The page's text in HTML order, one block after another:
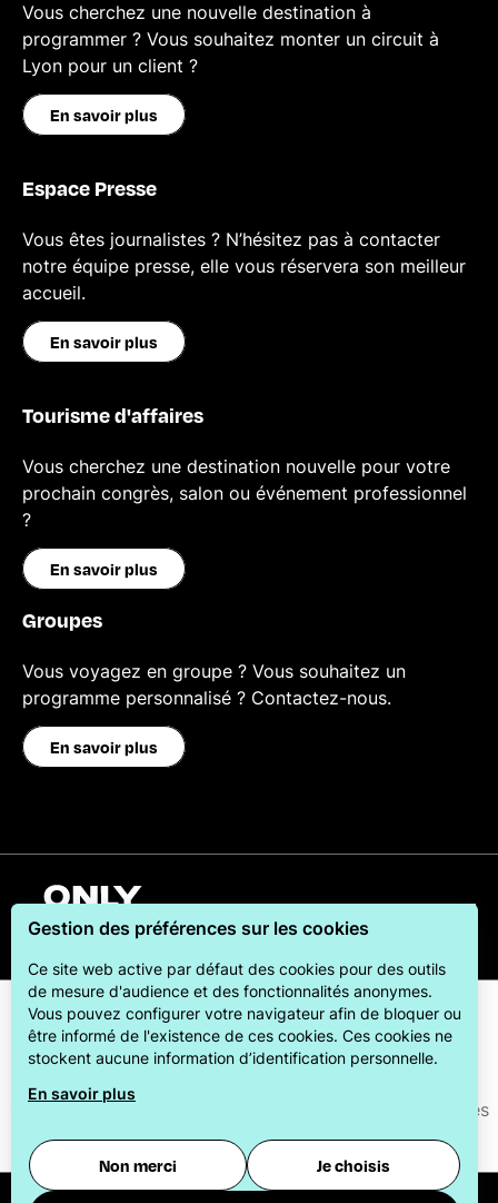
Vous cherchez une nouvelle destination à
programmer ? Vous souhaitez monter un circuit à
Lyon pour un client ?
En savoir plus
Espace Presse
Vous êtes journalistes ? N’hésitez pas à contacter
notre équipe presse, elle vous réservera son meilleur
accueil.
En savoir plus
Tourisme d'affaires
Vous cherchez une destination nouvelle pour votre
prochain congrès, salon ou événement professionnel
?
En savoir plus
Groupes
Vous voyagez en groupe ? Vous souhaitez un
programme personnalisé ? Contactez-nous.
En savoir plus
Français
ONLYLYON Tourisme et Congrès s'engage auprès de ses
visiteurs pour leur offrir le meilleur des séjours.
Gestion des préférences sur les cookies
Ce site web active par défaut des cookies pour des outils
de mesure d'audience et des fonctionnalités anonymes.
Vous pouvez configurer votre navigateur afin de bloquer ou
être informé de l'existence de ces cookies. Ces cookies ne
stockent aucune information d’identification personnelle.
En savoir plus
Non merci Je choisis